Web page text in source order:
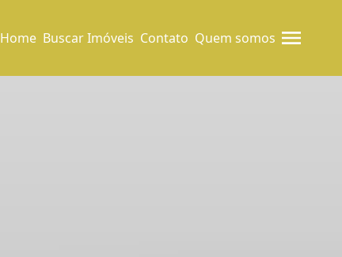
Home Buscar Imóveis Contato Quem somos